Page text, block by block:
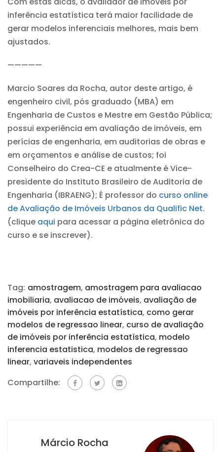
inferência estatística terá maior facilidade de
gerar modelos inferenciais melhores, mais bem
ajustados.
—————
Marcio Soares da Rocha, autor deste artigo, é
engenheiro civil, pós graduado (MBA) em
Engenharia de Custos e Mestre em Gestão Pública;
possui experiência em avaliação de imóveis, em
perícias de engenharia, em auditorias de obras e
em orçamentos e análise de custos; foi
Conselheiro do Crea-CE e atualmente é Vice-
presidente do Instituto Brasileiro de Auditoria de
Engenharia (IBRAENG); É professor do curso online
de Avaliação de Imóveis Urbanos da Qualific Net.
(clique aqui para acessar a página eletrônica do
curso e se inscrever).
Tag: amostragem, amostragem para avaliacao
imobiliaria, avaliacao de imóveis, avaliação de
imóveis por inferência estatística, como gerar
modelos de regressao linear, curso de avaliação
de imóveis por inferência estatística, modelo
inferencia estatistica, modelos de regressao
linear, variaveis independentes
Compartilhe:
Márcio Rocha